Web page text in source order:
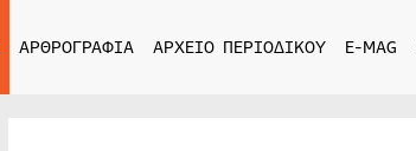
ΑΡΘΡΟΓΡΑΦΙΑ ΑΡΧΕΙΟ ΠΕΡΙΟΔΙΚΟΥ E-MAG